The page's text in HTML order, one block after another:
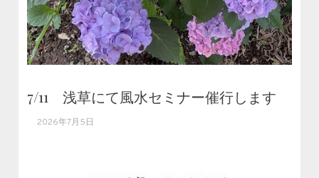
7/11 浅草にて風水セミナー催行します
2026年7月5日